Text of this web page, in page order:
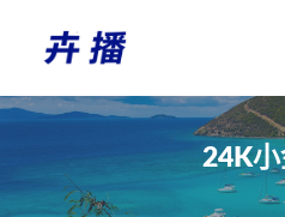
24K小